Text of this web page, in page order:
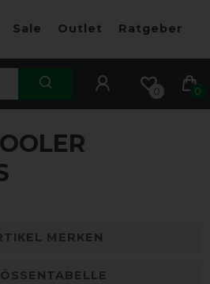
Sale Outlet Ratgeber
0 0
MERKEN